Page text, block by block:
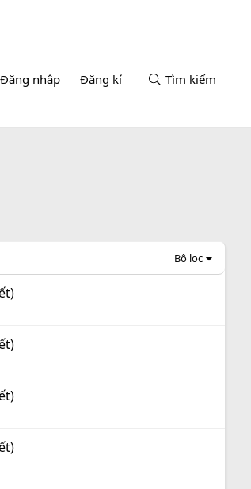
Đăng nhập Đăng kí Tìm kiếm
Bộ lọc